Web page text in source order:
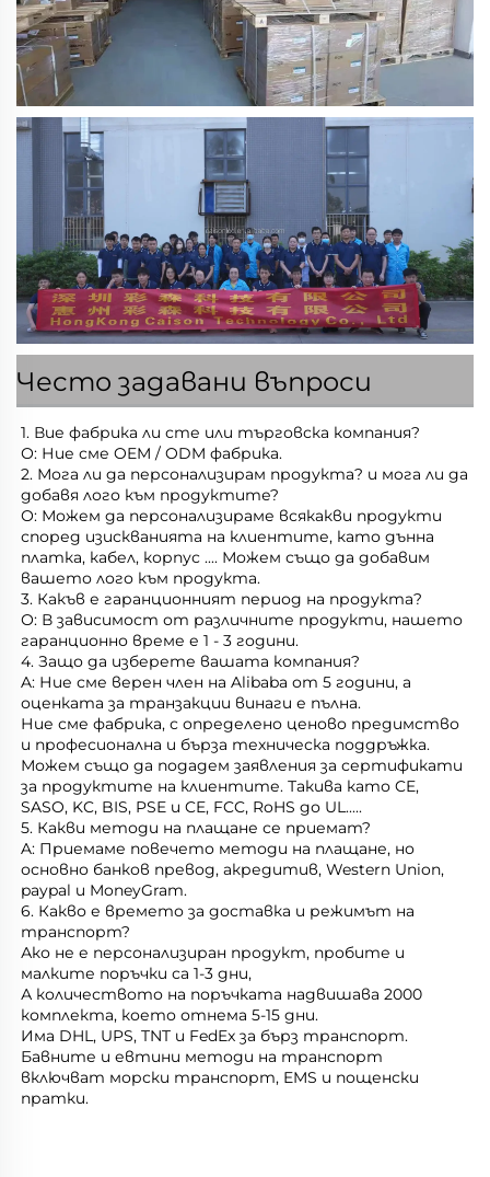
Често задавани въпроси
1. Вие фабрика ли сте или търговска компания?
О: Ние сме OEM / ODM фабрика.
2. Мога ли да персонализирам продукта? и мога ли да
добавя лого към продуктите?
О: Можем да персонализираме всякакви продукти
според изискванията на клиентите, като дънна
платка, кабел, корпус .... Можем също да добавим
вашето лого към продукта.
3. Какъв е гаранционният период на продукта?
О: В зависимост от различните продукти, нашето
гаранционно време е 1 - 3 години.
4. Защо да изберете вашата компания?
A: Ние сме верен член на Alibaba от 5 години, а
оценката за транзакции винаги е пълна.
Ние сме фабрика, с определено ценово предимство
и професионална и бърза техническа поддръжка.
Можем също да подадем заявления за сертификати
за продуктите на клиентите. Такива като CE,
SASO, KC, BIS, PSE и CE, FCC, RoHS до UL.....
5. Какви методи на плащане се приемат?
A: Приемаме повечето методи на плащане, но
основно банков превод, акредитив, Western Union,
paypal и MoneyGram.
6. Какво е времето за доставка и режимът на
транспорт?
Ако не е персонализиран продукт, пробите и
малките поръчки са 1-3 дни,
А количеството на поръчката надвишава 2000
комплекта, което отнема 5-15 дни.
Има DHL, UPS, TNT и FedEx за бърз транспорт.
Бавните и евтини методи на транспорт
включват морски транспорт, EMS и пощенски
пратки.